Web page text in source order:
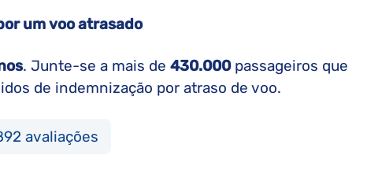
um voo atrasado
. Junte-se a mais de 430.000passageiros que
de indemnização por atraso de voo.
avaliações